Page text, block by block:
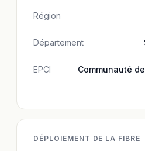
Région
Département
EPCI
Communauté
DÉPLOIEMENT DE LA FIBRE